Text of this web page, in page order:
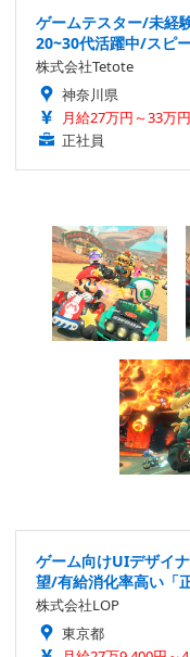
ゲームテスター/未経
20~30代活躍中/スピ
株式会社Tetote
神奈川県
月給27万円～33万円
正社員
ゲーム向けUIデザイ
望/有給消化率高い「
株式会社LOP
東京都